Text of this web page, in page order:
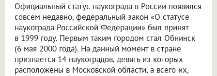
Официальный статус наукограда в России появился
совсем недавно, федеральный закон «О статусе
наукограда Российской Федерации» был принят
в 1999 году. Первым таким городом стал Обнинск
(6 мая 2000 года). На данный момент в стране
признается 14 наукоградов, девять из которых
расположены в Московской области, а всего их,